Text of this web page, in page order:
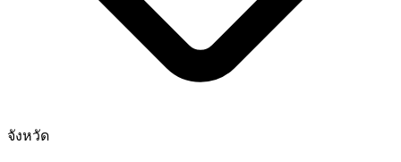
จังหวัด